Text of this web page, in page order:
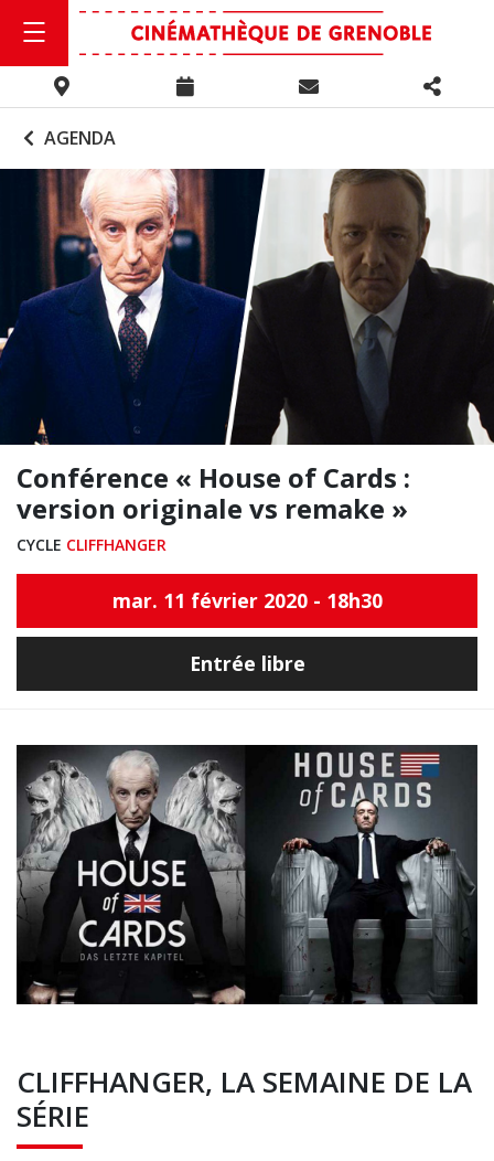
AGENDA
Conférence « House of Cards :
version originale vs remake »
CYCLE CLIFFHANGER
mar. 11 février 2020 - 18h30
Entrée libre
CLIFFHANGER, LA SEMAINE DE LA
SÉRIE